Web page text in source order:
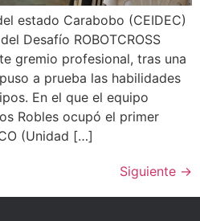
estado Carabobo (CEIDEC)
Desafío ROBOTCROSS
gremio profesional, tras una
a prueba las habilidades
En el que el equipo
Robles ocupó el primer
(Unidad […]
Siguiente →